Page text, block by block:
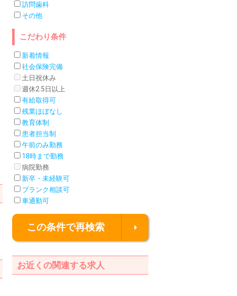
訪問歯科
その他
こだわり条件
新着情報
社会保険完備
土日祝休み
週休2.5日以上
有給取得可
残業ほぼなし
教育体制
患者担当制
午前のみ勤務
18時まで勤務
病院勤務
新卒・未経験可
ブランク相談可
車通勤可
この条件で再検索
お近くの関連する求人